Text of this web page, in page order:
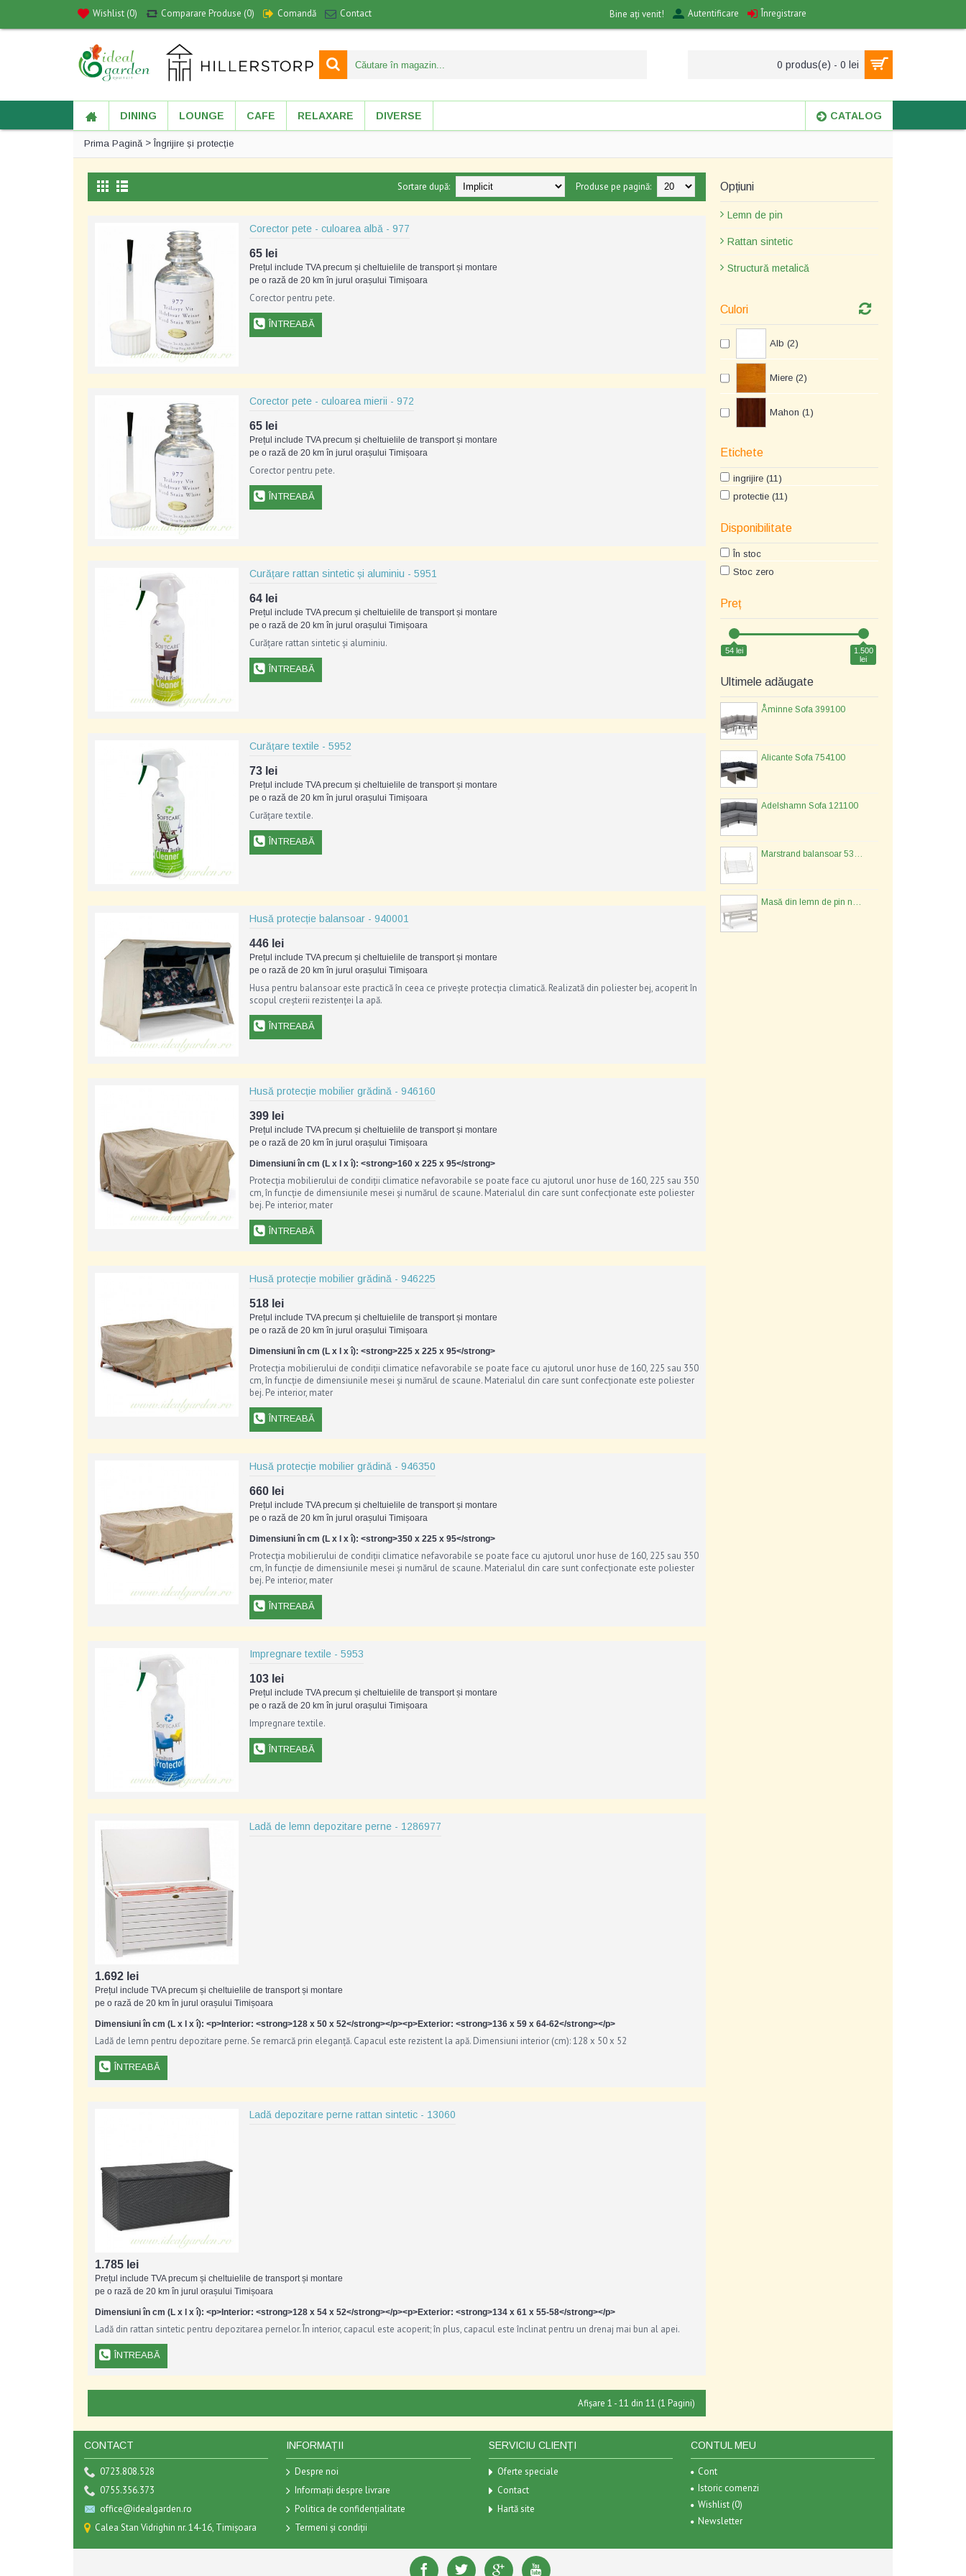
Wishlist (0) Comparare Produse (0) Comandă Contact Bine ați venit! Autentificare Înregistrare
0 produs(e) - 0 lei
DINING LOUNGE CAFE RELAXARE DIVERSE CATALOG
Prima Pagină >Îngrijire și protecție
Opțiuni
Lemn de pin
Rattan sintetic
Structură metalică
Culori
Alb (2)
Miere (2)
Mahon (1)
Etichete
ingrijire (11)
protectie (11)
Disponibilitate
În stoc
Stoc zero
Preț
54 lei
1.500
lei
Ultimele adăugate
Åminne Sofa 399100
Alicante Sofa 754100
Adelshamn Sofa 121100
Marstrand balansoar 533477
Masă din lemn de pin nordic - 134577
Produse pe pagină:
Sortare după:
Corector pete - culoarea albă - 977
65 lei
Prețul include TVA precum și cheltuielile de transport și montare
pe o rază de 20 km în jurul orașului Timișoara
Corector pentru pete.
ÎNTREABĂ
Corector pete - culoarea mierii - 972
65 lei
Prețul include TVA precum și cheltuielile de transport și montare
pe o rază de 20 km în jurul orașului Timișoara
Corector pentru pete.
ÎNTREABĂ
Curățare rattan sintetic și aluminiu - 5951
64 lei
Prețul include TVA precum și cheltuielile de transport și montare
pe o rază de 20 km în jurul orașului Timișoara
Curățare rattan sintetic și aluminiu.
ÎNTREABĂ
Curățare textile - 5952
73 lei
Prețul include TVA precum și cheltuielile de transport și montare
pe o rază de 20 km în jurul orașului Timișoara
Curățare textile.
ÎNTREABĂ
Husă protecție balansoar - 940001
446 lei
Prețul include TVA precum și cheltuielile de transport și montare
pe o rază de 20 km în jurul orașului Timișoara
Husa pentru balansoar este practică în ceea ce privește protecția climatică. Realizată din poliester bej, acoperit în
scopul creșterii rezistenței la apă.
ÎNTREABĂ
Husă protecție mobilier grădină - 946160
399 lei
Prețul include TVA precum și cheltuielile de transport și montare
pe o rază de 20 km în jurul orașului Timișoara
Dimensiuni în cm (L x l x î): <strong>160 x 225 x 95</strong>
Protecția mobilierului de condiții climatice nefavorabile se poate face cu ajutorul unor huse de 160, 225 sau 350
cm, în funcție de dimensiunile mesei și numărul de scaune. Materialul din care sunt confecționate este poliester
bej. Pe interior, mater
ÎNTREABĂ
Husă protecție mobilier grădină - 946225
518 lei
Prețul include TVA precum și cheltuielile de transport și montare
pe o rază de 20 km în jurul orașului Timișoara
Dimensiuni în cm (L x l x î): <strong>225 x 225 x 95</strong>
Protecția mobilierului de condiții climatice nefavorabile se poate face cu ajutorul unor huse de 160, 225 sau 350
cm, în funcție de dimensiunile mesei și numărul de scaune. Materialul din care sunt confecționate este poliester
bej. Pe interior, mater
ÎNTREABĂ
Husă protecție mobilier grădină - 946350
660 lei
Prețul include TVA precum și cheltuielile de transport și montare
pe o rază de 20 km în jurul orașului Timișoara
Dimensiuni în cm (L x l x î): <strong>350 x 225 x 95</strong>
Protecția mobilierului de condiții climatice nefavorabile se poate face cu ajutorul unor huse de 160, 225 sau 350
cm, în funcție de dimensiunile mesei și numărul de scaune. Materialul din care sunt confecționate este poliester
bej. Pe interior, mater
ÎNTREABĂ
Impregnare textile - 5953
103 lei
Prețul include TVA precum și cheltuielile de transport și montare
pe o rază de 20 km în jurul orașului Timișoara
Impregnare textile.
ÎNTREABĂ
Ladă de lemn depozitare perne - 1286977
1.692 lei
Prețul include TVA precum și cheltuielile de transport și montare
pe o rază de 20 km în jurul orașului Timișoara
Dimensiuni în cm (L x l x î): <p>Interior: <strong>128 x 50 x 52</strong></p><p>Exterior: <strong>136 x 59 x 64-62</strong></p>
Ladă de lemn pentru depozitare perne. Se remarcă prin eleganță. Capacul este rezistent la apă. Dimensiuni interior (cm): 128 x 50 x 52
ÎNTREABĂ
Ladă depozitare perne rattan sintetic - 13060
1.785 lei
Prețul include TVA precum și cheltuielile de transport și montare
pe o rază de 20 km în jurul orașului Timișoara
Dimensiuni în cm (L x l x î): <p>Interior: <strong>128 x 54 x 52</strong></p><p>Exterior: <strong>134 x 61 x 55-58</strong></p>
Ladă din rattan sintetic pentru depozitarea pernelor. În interior, capacul este acoperit; în plus, capacul este înclinat pentru un drenaj mai bun al apei.
ÎNTREABĂ
Afișare 1 - 11 din 11 (1 Pagini)
CONTACT
0723.808.528
0755.356.373
office@idealgarden.ro
Calea Stan Vidrighin nr. 14-16, Timișoara
INFORMAȚII
Despre noi
Informații despre livrare
Politica de confidențialitate
Termeni și condiții
SERVICIU CLIENȚI
Oferte speciale
Contact
Hartă site
CONTUL MEU
Cont
Istoric comenzi
Wishlist (0)
Newsletter